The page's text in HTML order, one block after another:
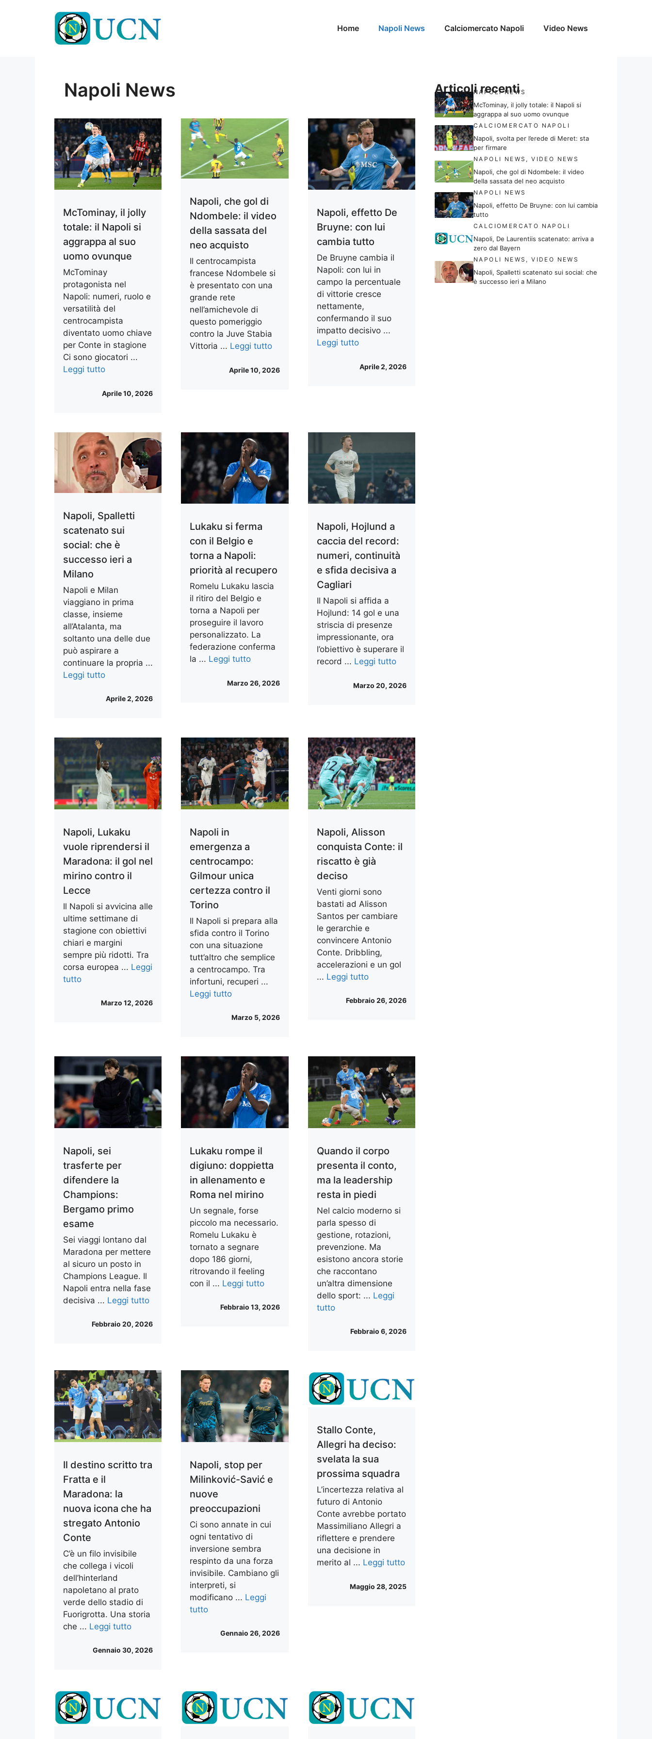
Home Napoli News Calciomercato Napoli Video News
Napoli News
McTominay, il jolly
totale: il Napoli si
aggrappa al suo
uomo ovunque
McTominay
protagonista nel
Napoli: numeri, ruolo e
versatilità del
centrocampista
diventato uomo chiave
per Conte in stagione
Ci sono giocatori ...
Leggi tutto
Aprile 10, 2026
Napoli, che gol di
Ndombele: il video
della sassata del
neo acquisto
Il centrocampista
francese Ndombele si
è presentato con una
grande rete
nell’amichevole di
questo pomeriggio
contro la Juve Stabia
Vittoria ... Leggi tutto
Aprile 10, 2026
Napoli, effetto De
Bruyne: con lui
cambia tutto
De Bruyne cambia il
Napoli: con lui in
campo la percentuale
di vittorie cresce
nettamente,
confermando il suo
impatto decisivo ...
Leggi tutto
Aprile 2, 2026
Napoli, Spalletti
scatenato sui
social: che è
successo ieri a
Milano
Napoli e Milan
viaggiano in prima
classe, insieme
all’Atalanta, ma
soltanto una delle due
può aspirare a
continuare la propria ...
Leggi tutto
Aprile 2, 2026
Lukaku si ferma
con il Belgio e
torna a Napoli:
priorità al recupero
Romelu Lukaku lascia
il ritiro del Belgio e
torna a Napoli per
proseguire il lavoro
personalizzato. La
federazione conferma
la ... Leggi tutto
Marzo 26, 2026
Napoli, Hojlund a
caccia del record:
numeri, continuità
e sfida decisiva a
Cagliari
Il Napoli si affida a
Hojlund: 14 gol e una
striscia di presenze
impressionante, ora
l’obiettivo è superare il
record ... Leggi tutto
Marzo 20, 2026
Napoli, Lukaku
vuole riprendersi il
Maradona: il gol nel
mirino contro il
Lecce
Il Napoli si avvicina alle
ultime settimane di
stagione con obiettivi
chiari e margini
sempre più ridotti. Tra
corsa europea ... Leggi
tutto
Marzo 12, 2026
Napoli in
emergenza a
centrocampo:
Gilmour unica
certezza contro il
Torino
Il Napoli si prepara alla
sfida contro il Torino
con una situazione
tutt’altro che semplice
a centrocampo. Tra
infortuni, recuperi ...
Leggi tutto
Marzo 5, 2026
Napoli, Alisson
conquista Conte: il
riscatto è già
deciso
Venti giorni sono
bastati ad Alisson
Santos per cambiare
le gerarchie e
convincere Antonio
Conte. Dribbling,
accelerazioni e un gol
... Leggi tutto
Febbraio 26, 2026
Napoli, sei
trasferte per
difendere la
Champions:
Bergamo primo
esame
Sei viaggi lontano dal
Maradona per mettere
al sicuro un posto in
Champions League. Il
Napoli entra nella fase
decisiva ... Leggi tutto
Febbraio 20, 2026
Lukaku rompe il
digiuno: doppietta
in allenamento e
Roma nel mirino
Un segnale, forse
piccolo ma necessario.
Romelu Lukaku è
tornato a segnare
dopo 186 giorni,
ritrovando il feeling
con il ... Leggi tutto
Febbraio 13, 2026
Quando il corpo
presenta il conto,
ma la leadership
resta in piedi
Nel calcio moderno si
parla spesso di
gestione, rotazioni,
prevenzione. Ma
esistono ancora storie
che raccontano
un’altra dimensione
dello sport: ... Leggi
tutto
Febbraio 6, 2026
Il destino scritto tra
Fratta e il
Maradona: la
nuova icona che ha
stregato Antonio
Conte
C’è un filo invisibile
che collega i vicoli
dell’hinterland
napoletano al prato
verde dello stadio di
Fuorigrotta. Una storia
che ... Leggi tutto
Gennaio 30, 2026
Napoli, stop per
Milinković-Savić e
nuove
preoccupazioni
Ci sono annate in cui
ogni tentativo di
inversione sembra
respinto da una forza
invisibile. Cambiano gli
interpreti, si
modificano ... Leggi
tutto
Gennaio 26, 2026
Stallo Conte,
Allegri ha deciso:
svelata la sua
prossima squadra
L’incertezza relativa al
futuro di Antonio
Conte avrebbe portato
Massimiliano Allegri a
riflettere e prendere
una decisione in
merito al ... Leggi tutto
Maggio 28, 2025
Articoli recenti
NAPOLI NEWS
McTominay, il jolly totale: il Napoli si
aggrappa al suo uomo ovunque
CALCIOMERCATO NAPOLI
Napoli, svolta per l’erede di Meret: sta
per firmare
NAPOLI NEWS ,VIDEO NEWS
Napoli, che gol di Ndombele: il video
della sassata del neo acquisto
NAPOLI NEWS
Napoli, effetto De Bruyne: con lui cambia
tutto
CALCIOMERCATO NAPOLI
Napoli, De Laurentiis scatenato: arriva a
zero dal Bayern
NAPOLI NEWS ,VIDEO NEWS
Napoli, Spalletti scatenato sui social: che
è successo ieri a Milano